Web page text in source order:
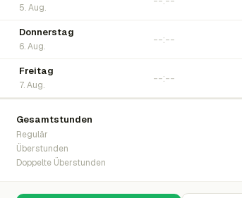
5. Aug.
Donnerstag
6. Aug.
Freitag
7. Aug.
Gesamtstunden
Regulär
Überstunden
Doppelte Überstunden